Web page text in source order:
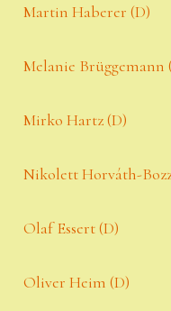
Martin Haberer (D)
Melanie Brüggemann
Mirko Hartz (D)
Nikolett Horváth-
Olaf Essert (D)
Oliver Heim (D)